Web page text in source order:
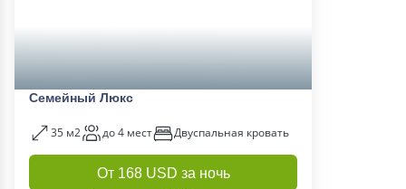
Семейный Люкс
35 м2 до 4 мест Двуспальная кровать
От 168 USD за ночь